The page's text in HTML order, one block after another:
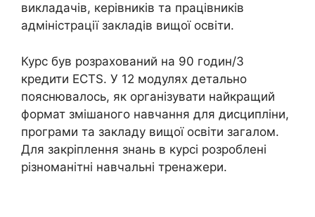
викладачів, керівників та працівників
адміністрації закладів вищої освіти.
Курс був розрахований на 90 годин/3
кредити ECTS. У 12 модулях детально
пояснювалось, як організувати найкращий
формат змішаного навчання для дисципліни,
програми та закладу вищої освіти загалом.
Для закріплення знань в курсі розроблені
різноманітні навчальні тренажери.